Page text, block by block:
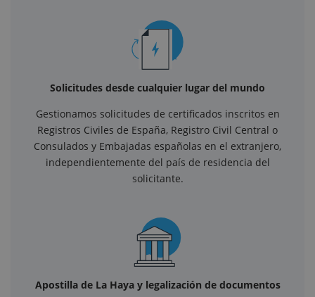
Solicitudes desde cualquier lugar del mundo
Gestionamos solicitudes de certificados inscritos en
Registros Civiles de España, Registro Civil Central o
Consulados y Embajadas españolas en el extranjero,
independientemente del país de residencia del
solicitante.
Apostilla de La Haya y legalización de documentos